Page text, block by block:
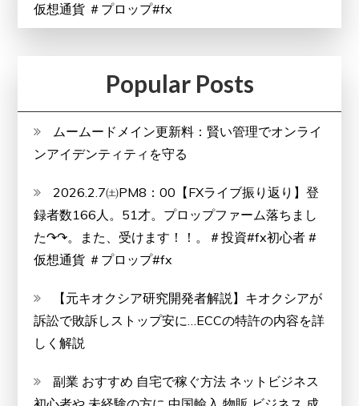
仮想通貨 ＃プロップ#fx
Popular Posts
ムームードメイン更新料：賢い管理でオンライ
ンアイデンティティを守る
2026.2.7㈯PM8：00【FXライブ振り返り】登
録者数166人。51才。プロップファーム落ちまし
た↷↷。また、受けます！！。＃投資#fx初心者 #
仮想通貨 ＃プロップ#fx
【元キオクシア研究開発者解説】キオクシアが
訴訟で敗訴しストップ安に…ECCの特許の内容を詳
しく解説
副業 おすすめ 自宅で稼ぐ方法 ネットビジネス